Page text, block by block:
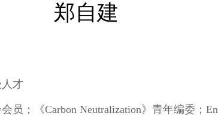
郑自建
才
；《Carbon Neutralization》青年编委；